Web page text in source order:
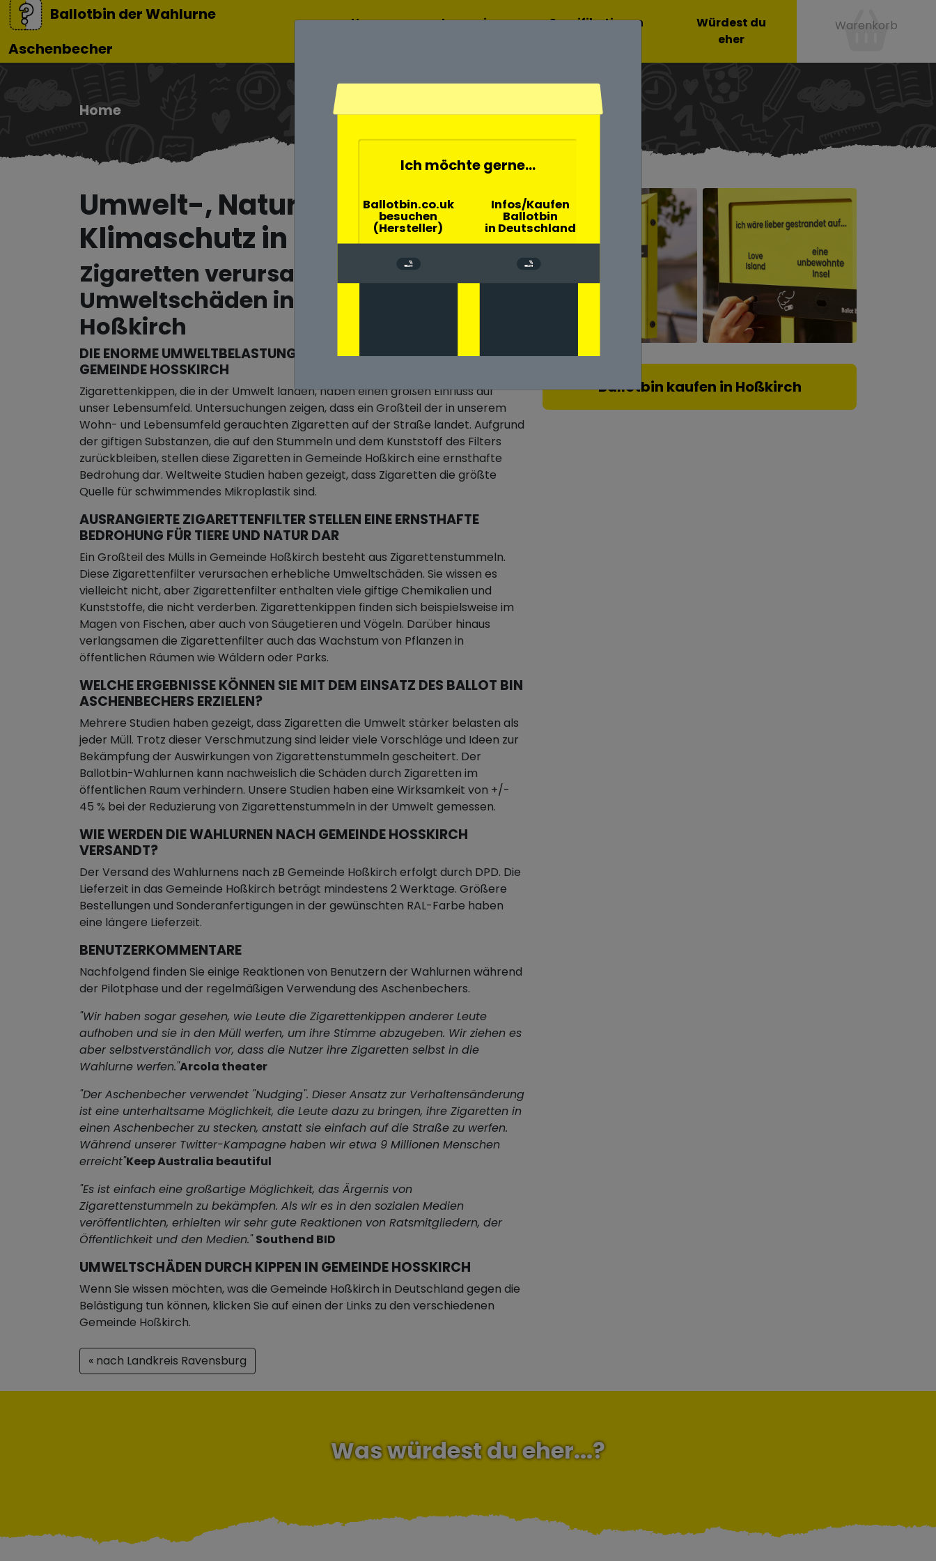
Ballotbin der Wahlurne
Aschenbecher
Home
Lesen sie
Spezifikationen
Würdest du
eher
Warenkorb
Home
Umwelt-, Natur- und
Klimaschutz in Hoßkirch
Zigaretten verursachen große
Umweltschäden in Gemeinde
Hoßkirch
DIE ENORME UMWELTBELASTUNG DURCH ZIGARETTENSTUMMEL IN
GEMEINDE HOSSKIRCH
Zigarettenkippen, die in der Umwelt landen, haben einen großen Einfluss auf
unser Lebensumfeld. Untersuchungen zeigen, dass ein Großteil der in unserem
Wohn- und Lebensumfeld gerauchten Zigaretten auf der Straße landet. Aufgrund
der giftigen Substanzen, die auf den Stummeln und dem Kunststoff des Filters
zurückbleiben, stellen diese Zigaretten in Gemeinde Hoßkirch eine ernsthafte
Bedrohung dar. Weltweite Studien haben gezeigt, dass Zigaretten die größte
Quelle für schwimmendes Mikroplastik sind.
AUSRANGIERTE ZIGARETTENFILTER STELLEN EINE ERNSTHAFTE
BEDROHUNG FÜR TIERE UND NATUR DAR
Ein Großteil des Mülls in Gemeinde Hoßkirch besteht aus Zigarettenstummeln.
Diese Zigarettenfilter verursachen erhebliche Umweltschäden. Sie wissen es
vielleicht nicht, aber Zigarettenfilter enthalten viele giftige Chemikalien und
Kunststoffe, die nicht verderben. Zigarettenkippen finden sich beispielsweise im
Magen von Fischen, aber auch von Säugetieren und Vögeln. Darüber hinaus
verlangsamen die Zigarettenfilter auch das Wachstum von Pflanzen in
öffentlichen Räumen wie Wäldern oder Parks.
WELCHE ERGEBNISSE KÖNNEN SIE MIT DEM EINSATZ DES BALLOT BIN
ASCHENBECHERS ERZIELEN?
Mehrere Studien haben gezeigt, dass Zigaretten die Umwelt stärker belasten als
jeder Müll. Trotz dieser Verschmutzung sind leider viele Vorschläge und Ideen zur
Bekämpfung der Auswirkungen von Zigarettenstummeln gescheitert. Der
Ballotbin-Wahlurnen kann nachweislich die Schäden durch Zigaretten im
öffentlichen Raum verhindern. Unsere Studien haben eine Wirksamkeit von +/-
45 % bei der Reduzierung von Zigarettenstummeln in der Umwelt gemessen.
WIE WERDEN DIE WAHLURNEN NACH GEMEINDE HOSSKIRCH V
ERSANDT?
Der Versand des Wahlurnens nach zB Gemeinde Hoßkirch erfolgt durch DPD. Die
Lieferzeit in das Gemeinde Hoßkirch beträgt mindestens 2 Werktage. Größere
Bestellungen und Sonderanfertigungen in der gewünschten RAL-Farbe haben
eine längere Lieferzeit.
BENUTZERKOMMENTARE
Nachfolgend finden Sie einige Reaktionen von Benutzern der Wahlurnen während
der Pilotphase und der regelmäßigen Verwendung des Aschenbechers.
"Wir haben sogar gesehen, wie Leute die Zigarettenkippen anderer Leute
aufhoben und sie in den Müll werfen, um ihre Stimme abzugeben. Wir ziehen es
aber selbstverständlich vor, dass die Nutzer ihre Zigaretten selbst in die
Wahlurne werfen."Arcola theater
"Der Aschenbecher verwendet "Nudging". Dieser Ansatz zur Verhaltensänderung
ist eine unterhaltsame Möglichkeit, die Leute dazu zu bringen, ihre Zigaretten in
einen Aschenbecher zu stecken, anstatt sie einfach auf die Straße zu werfen.
Während unserer Twitter-Kampagne haben wir etwa 9 Millionen Menschen
erreicht"Keep Australia beautiful
"Es ist einfach eine großartige Möglichkeit, das Ärgernis von
Zigarettenstummeln zu bekämpfen. Als wir es in den sozialen Medien
veröffentlichten, erhielten wir sehr gute Reaktionen von Ratsmitgliedern, der
Öffentlichkeit und den Medien." Southend BID
UMWELTSCHÄDEN DURCH KIPPEN IN GEMEINDE HOSSKIRCH
Wenn Sie wissen möchten, was die Gemeinde Hoßkirch in Deutschland gegen die
Belästigung tun können, klicken Sie auf einen der Links zu den verschiedenen
Gemeinde Hoßkirch.
Ballotbin kaufen in Hoßkirch
« nach Landkreis Ravensburg
Was würdest du eher...?
Ich möchte gerne...
Ballotbin.co.uk
besuchen
(Hersteller)
Infos/Kaufen
Ballotbin
in Deutschland